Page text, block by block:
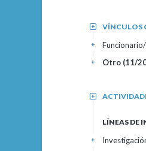
VÍNCULOS
+
+
Otro (11/
+
+
LÍNEAS DE
+